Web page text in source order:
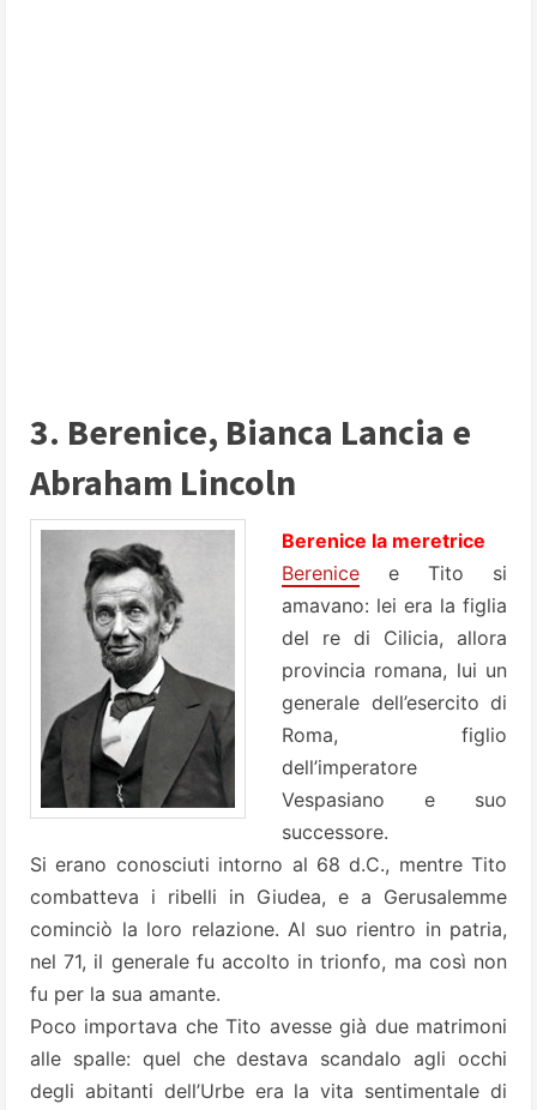
3. Berenice, Bianca Lancia e
Abraham Lincoln
Berenice la meretrice
Berenice e Tito si
amavano: lei era la figlia
del re di Cilicia, allora
provincia romana, lui un
generale dell’esercito di
Roma, figlio
dell’imperatore
Vespasiano e suo
successore.
Si erano conosciuti intorno al 68 d.C., mentre Tito
combatteva i ribelli in Giudea, e a Gerusalemme
cominciò la loro relazione. Al suo rientro in patria,
nel 71, il generale fu accolto in trionfo, ma così non
fu per la sua amante.
Poco importava che Tito avesse già due matrimoni
alle spalle: quel che destava scandalo agli occhi
degli abitanti dell’Urbe era la vita sentimentale di